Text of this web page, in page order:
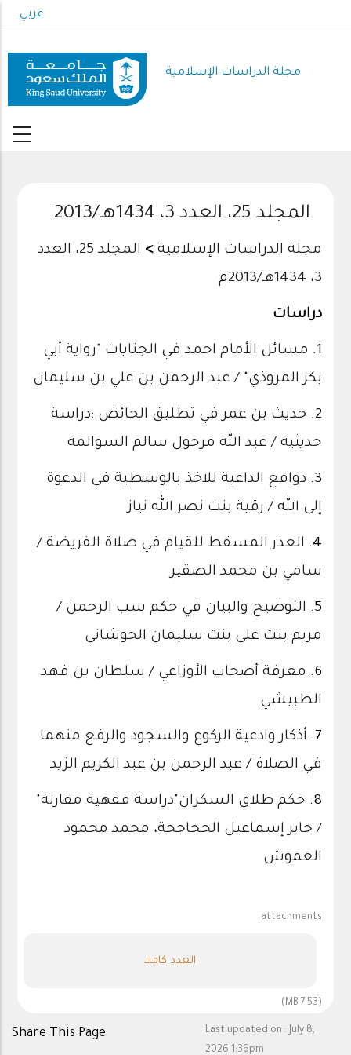
to
content
عربي
مجلة الدراسات الإسلامية
المجلد 25، العدد 3، 1434هـ/2013
مجلة الدراسات الإسلامية>
المجلد 25، العدد
3، 1434هـ/2013م
دراسات
1. مسائل الأمام احمد في الجنايات "رواية أبي
بكر المروذي" / عبد الرحمن بن علي بن سليمان
2. حديث بن عمر في تطليق الحائض :دراسة
حديثية / عبد الله مرحول سالم السوالمة
3. دوافع الداعية للاخذ بالوسطية في الدعوة
إلى الله / رقية بنت نصر الله نياز
4.
العذر المسقط للقيام في صلاة الفريضة /
سامي بن محمد الصقير
5.
التوضيح والبيان في حكم سب الرحمن /
مريم بنت علي بنت سليمان الحوشاني
6.
معرفة أصحاب الأوزاعي / سلطان بن فهد
الطبيشي
7.
أذكار وادعية الركوع والسجود والرفع منهما
في الصلاة / عبد الرحمن بن عبد الكريم الزيد
8. حكم طلاق السكران"دراسة فقهية مقارنة"
/ جابر إسماعيل الحجاجحة، محمد محمود
العموش
attachments
العدد كاملا
(7.53 MB)
Last updated on : July 8,
2026 1:36pm
Share This Page